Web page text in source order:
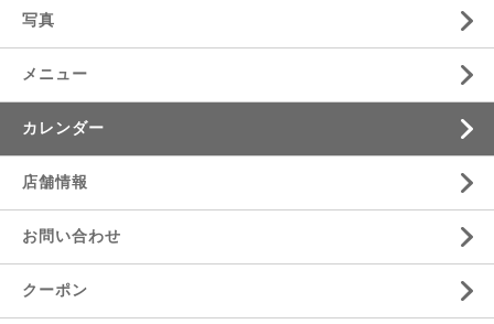
写真
メニュー
カレンダー
店舗情報
お問い合わせ
クーポン